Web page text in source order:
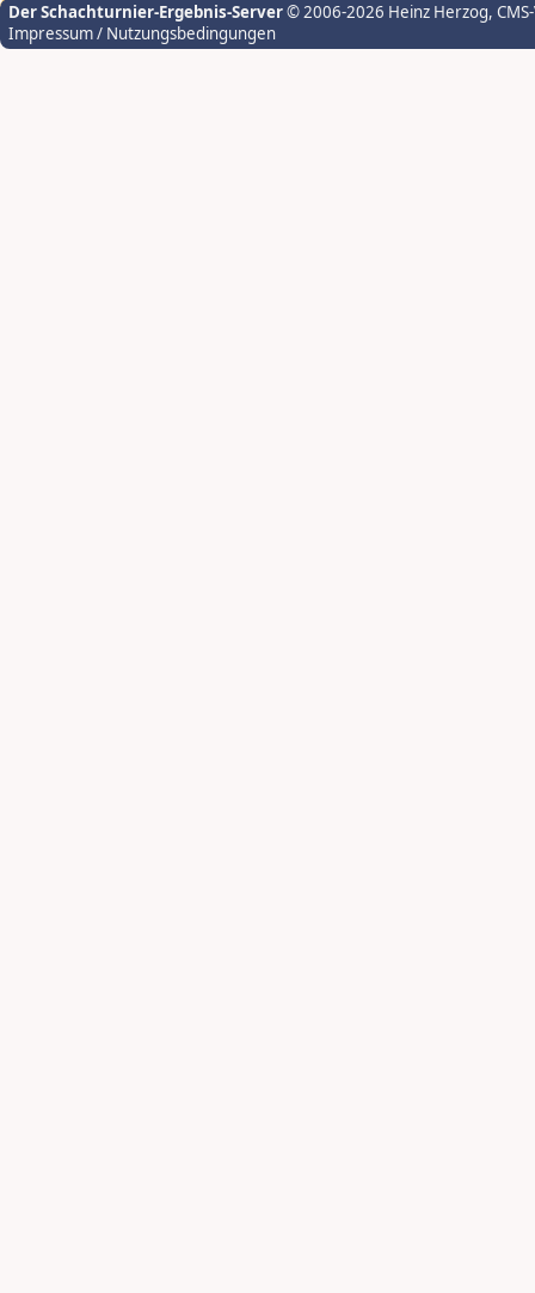
Der Schachturnier-Ergebnis-Server© 2006-2026 Heinz Herzog,
Impressum / Nutzungsbedingungen